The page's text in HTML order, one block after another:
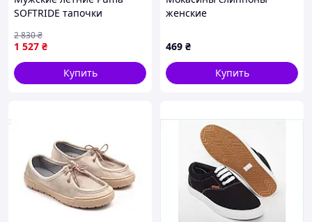
SOFTRIDE тапочки
серые 41
1 527 ₴
2 830₴
Купить
женские
469 ₴
Купить